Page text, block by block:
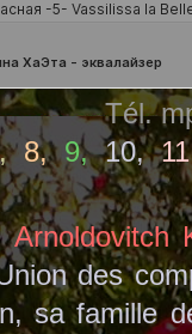
Tél.
8,9, 10, 11
Arnoldovitch
des
sa famille